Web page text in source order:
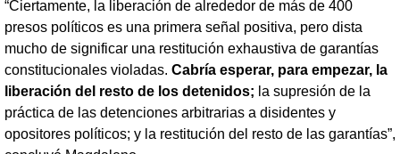
“Ciertamente, la liberación de alrededor de más de 400
presos políticos es una primera señal positiva, pero dista
mucho de significar una restitución exhaustiva de garantías
constitucionales violadas. Cabría esperar, para empezar, la
liberación del resto de los detenidos; la supresión de la
práctica de las detenciones arbitrarias a disidentes y
opositores políticos; y la restitución del resto de las garantías”,